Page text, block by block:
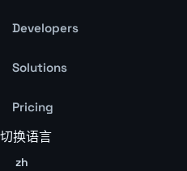
Developers
Solutions
Pricing
切换语言
zh